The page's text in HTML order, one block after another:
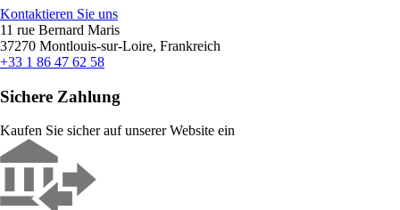
Kontaktieren Sie uns
11 rue Bernard Maris
37270 Montlouis-sur-Loire, Frankreich
+33 1 86 47 62 58
Sichere Zahlung
Kaufen Sie sicher auf unserer Website ein